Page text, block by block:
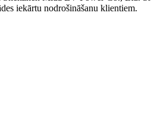
iekārtu nodrošināšanu klientiem.